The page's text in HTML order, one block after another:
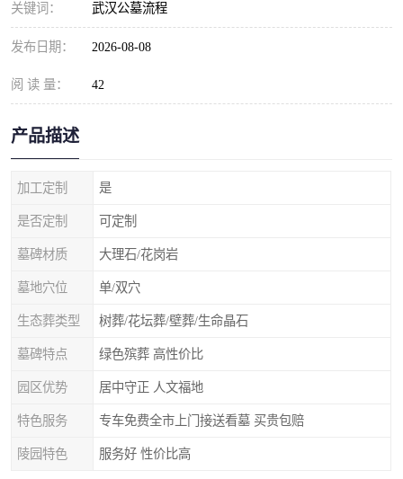
关键词： 武汉公墓流程
发布日期： 2026-08-08
阅 读 量： 42
产品描述
加工定制 是
是否定制 可定制
墓碑材质 大理石/花岗岩
墓地穴位 单/双穴
生态葬类型 树葬/花坛葬/壁葬/生命晶石
墓碑特点 绿色殡葬 高性价比
园区优势 居中守正 人文福地
特色服务 专车免费全市上门接送看墓 买贵包赔
陵园特色 服务好 性价比高